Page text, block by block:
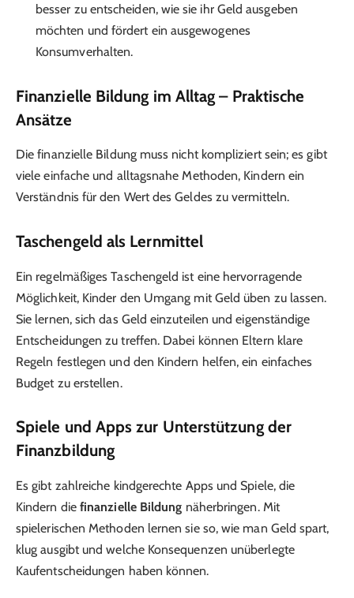
besser zu entscheiden, wie sie ihr Geld ausgeben
möchten und fördert ein ausgewogenes
Konsumverhalten.
Finanzielle Bildung im Alltag – Praktische
Ansätze
Die finanzielle Bildung muss nicht kompliziert sein; es gibt
viele einfache und alltagsnahe Methoden, Kindern ein
Verständnis für den Wert des Geldes zu vermitteln.
Taschengeld als Lernmittel
Ein regelmäßiges Taschengeld ist eine hervorragende
Möglichkeit, Kinder den Umgang mit Geld üben zu lassen.
Sie lernen, sich das Geld einzuteilen und eigenständige
Entscheidungen zu treffen. Dabei können Eltern klare
Regeln festlegen und den Kindern helfen, ein einfaches
Budget zu erstellen.
Spiele und Apps zur Unterstützung der
Finanzbildung
Es gibt zahlreiche kindgerechte Apps und Spiele, die
Kindern die finanzielle Bildung näherbringen. Mit
spielerischen Methoden lernen sie so, wie man Geld spart,
klug ausgibt und welche Konsequenzen unüberlegte
Kaufentscheidungen haben können.